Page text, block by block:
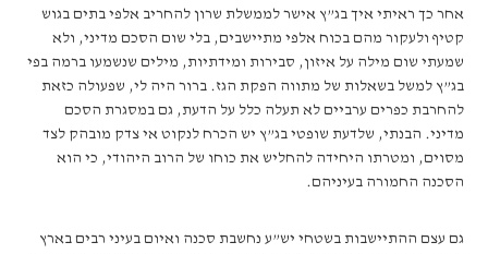
אחר כך ראיתי איך בג”ץ אישר לממשלת שרון להחריב אלפי בתים בגוש
קטיף ולעקור מהם בכוח אלפי מתיישבים, בלי שום הסכם מדיני, ולא
שמעתי שום מילה על איזון, סבירות ומידתיות, מילים שנשמעו ברמה בפי
בג”ץ למשל בשאלות של מתווה הפקת הגז. ברור היה לי, שפעולה כזאת
להחרבת כפרים ערביים לא תעלה כלל על הדעת, גם במסגרת הסכם
מדיני. הבנתי, שלדעת שופטי בג”ץ יש הכרח לנקוט אי צדק מובהק לצד
מסוים, ומטרתו היחידה להחליש את כוחו של הרוב היהודי, כי הוא
הסכנה החמורה בעיניהם.
גם עצם ההתיישבות בשטחי יש”ע נחשבת סכנה ואיום בעיני רבים בארץ